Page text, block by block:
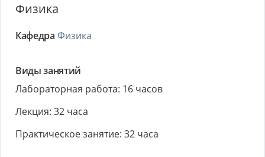
Физика
Кафедра Физика
Виды занятий
Лабораторная работа: 16 часов
Лекция: 32 часа
Практическое занятие: 32 часа